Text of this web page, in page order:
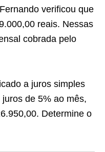
verificou que
reais. Nessas
cobrada pelo
a juros simples
de 5% ao mês,
Determine o